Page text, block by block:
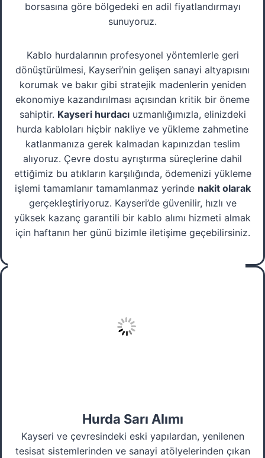
borsasına göre bölgedeki en adil fiyatlandırmayı
sunuyoruz.
Kablo hurdalarının profesyonel yöntemlerle geri
dönüştürülmesi, Kayseri’nin gelişen sanayi altyapısını
korumak ve bakır gibi stratejik madenlerin yeniden
ekonomiye kazandırılması açısından kritik bir öneme
sahiptir. Kayseri hurdacıuzmanlığımızla, elinizdeki
hurda kabloları hiçbir nakliye ve yükleme zahmetine
katlanmanıza gerek kalmadan kapınızdan teslim
alıyoruz. Çevre dostu ayrıştırma süreçlerine dahil
ettiğimiz bu atıkların karşılığında, ödemenizi yükleme
işlemi tamamlanır tamamlanmaz yerinde nakit olarak
gerçekleştiriyoruz. Kayseri’de güvenilir, hızlı ve
yüksek kazanç garantili bir kablo alımı hizmeti almak
için haftanın her günü bizimle iletişime geçebilirsiniz.
Hurda Sarı Alımı
Kayseri ve çevresindeki eski yapılardan, yenilenen
tesisat sistemlerinden ve sanayi atölyelerinden çıkan